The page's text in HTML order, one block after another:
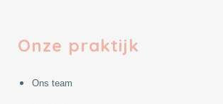
Onze praktijk
Ons team